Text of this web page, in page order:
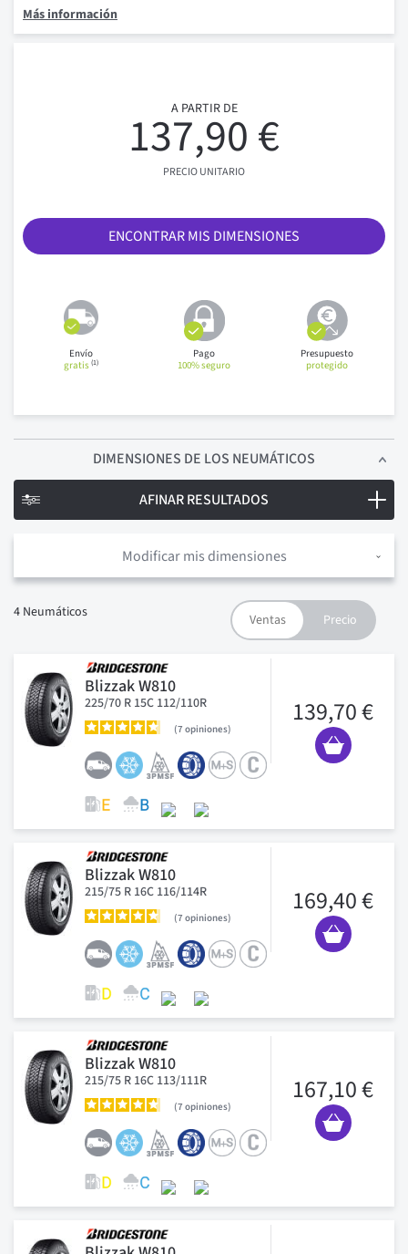
Más información
A PARTIR DE
137,90 €
PRECIO UNITARIO
ENCONTRAR MIS DIMENSIONES
Envío
gratis(1)
Pago
100% seguro
Presupuesto
protegido
DIMENSIONES DE LOS NEUMÁTICOS
Modificar mis dimensiones
4 Neumáticos
Blizzak W810
225/70 R 15C 112/110R
7 opiniones
139,70 €
Blizzak W810
215/75 R 16C 116/114R
7 opiniones
169,40 €
Blizzak W810
215/75 R 16C 113/111R
7 opiniones
167,10 €
AFINAR RESULTADOS